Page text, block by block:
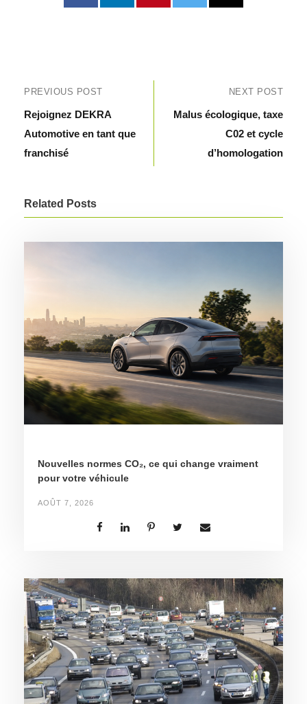
PREVIOUS POST
Rejoignez DEKRA
Automotive en tant que
franchisé
NEXT POST
Malus écologique, taxe
C02 et cycle
d’homologation
Related Posts
Nouvelles normes CO₂, ce qui change vraiment
pour votre véhicule
AOÛT 7, 2026